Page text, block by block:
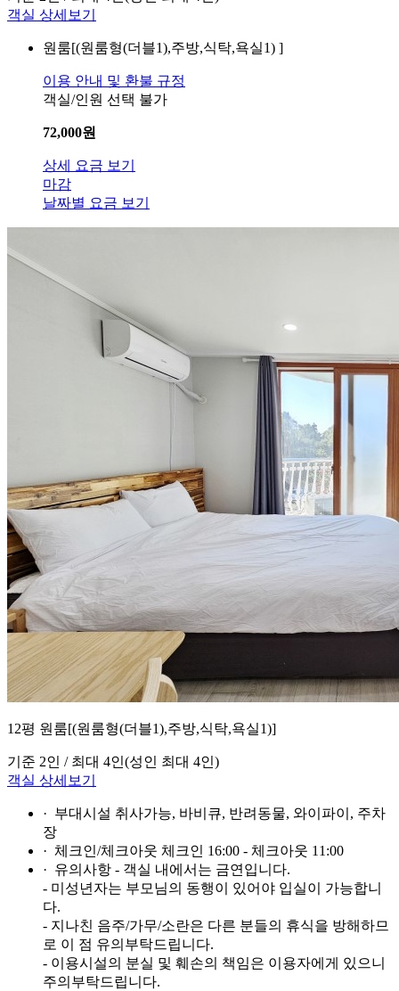
객실 상세보기
원룸[(원룸형(더블1),주방,식탁,욕실1) ]
이용 안내 및 환불 규정
객실/인원 선택 불가
72,000원
상세 요금 보기
마감
날짜별 요금 보기
12평 원룸[(원룸형(더블1),주방,식탁,욕실1)]
기준 2인 / 최대 4인(성인 최대 4인)
객실 상세보기
· 부대시설 취사가능, 바비큐, 반려동물, 와이파이, 주차
장
· 체크인/체크아웃 체크인 16:00 - 체크아웃 11:00
· 유의사항 - 객실 내에서는 금연입니다.
- 미성년자는 부모님의 동행이 있어야 입실이 가능합니
다.
- 지나친 음주/가무/소란은 다른 분들의 휴식을 방해하므
로 이 점 유의부탁드립니다.
- 이용시설의 분실 및 훼손의 책임은 이용자에게 있으니
주의부탁드립니다.